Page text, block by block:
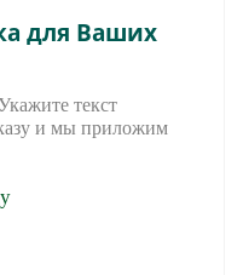
для Ваших
текст
и мы приложим